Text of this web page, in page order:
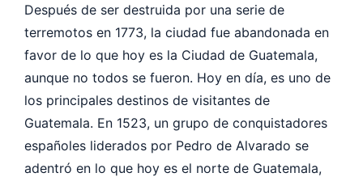
Después de ser destruida por una serie de
terremotos en 1773, la ciudad fue abandonada en
favor de lo que hoy es la Ciudad de Guatemala,
aunque no todos se fueron. Hoy en día, es uno de
los principales destinos de visitantes de
Guatemala. En 1523, un grupo de conquistadores
españoles liderados por Pedro de Alvarado se
adentró en lo que hoy es el norte de Guatemala,